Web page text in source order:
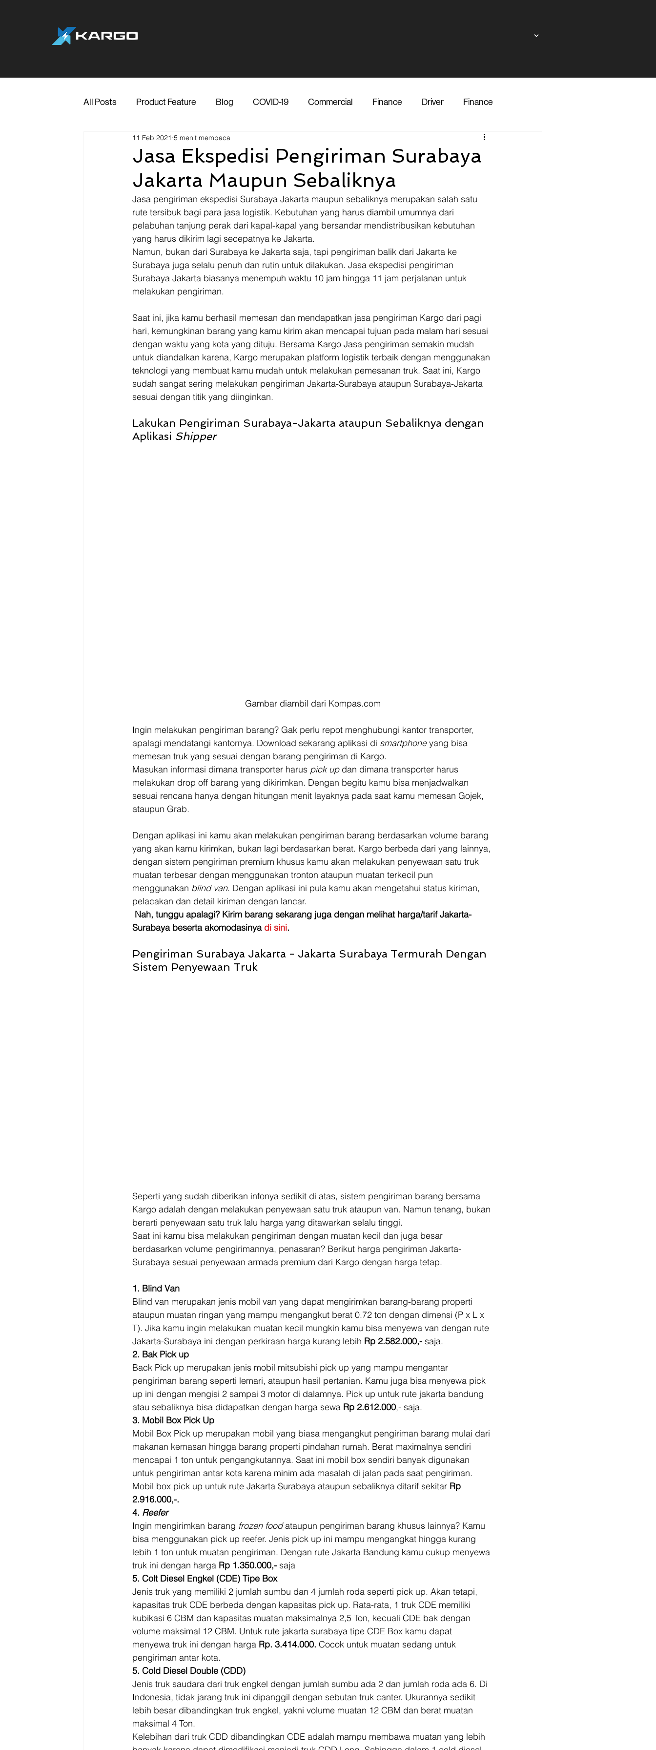
All Posts Product Feature Blog COVID-19 Commercial Finance Driver Finance
Marketing Media
Transporter Support Blog Vendor Shipper Media COVID-19
Jakarta
Jasa Ekspedisi Pengiriman Surabaya
Jakarta Maupun Sebaliknya
11 Feb 2021 5 menit membaca
Jasa pengiriman ekspedisi Surabaya Jakarta maupun sebaliknya merupakan salah satu
rute tersibuk bagi para jasa logistik. Kebutuhan yang harus diambil umumnya dari
pelabuhan tanjung perak dari kapal-kapal yang bersandar mendistribusikan kebutuhan
yang harus dikirim lagi secepatnya ke Jakarta.
Namun, bukan dari Surabaya ke Jakarta saja, tapi pengiriman balik dari Jakarta ke
Surabaya juga selalu penuh dan rutin untuk dilakukan. Jasa ekspedisi pengiriman
Surabaya Jakarta biasanya menempuh waktu 10 jam hingga 11 jam perjalanan untuk
melakukan pengiriman.
Saat ini, jika kamu berhasil memesan dan mendapatkan jasa pengiriman Kargo dari pagi
hari, kemungkinan barang yang kamu kirim akan mencapai tujuan pada malam hari sesuai
dengan waktu yang kota yang dituju. Bersama Kargo Jasa pengiriman semakin mudah
untuk diandalkan karena, Kargo merupakan platform logistik terbaik dengan menggunakan
teknologi yang membuat kamu mudah untuk melakukan pemesanan truk. Saat ini, Kargo
sudah sangat sering melakukan pengiriman Jakarta-Surabaya ataupun Surabaya-Jakarta
sesuai dengan titik yang diinginkan.
Lakukan Pengiriman Surabaya-Jakarta ataupun Sebaliknya dengan
Aplikasi Shipper
Gambar diambil dari Kompas.com
Ingin melakukan pengiriman barang? Gak perlu repot menghubungi kantor transporter,
apalagi mendatangi kantornya. Download sekarang aplikasi di smartphone yang bisa
memesan truk yang sesuai dengan barang pengiriman di Kargo.
Masukan informasi dimana transporter harus pick up dan dimana transporter harus
melakukan drop off barang yang dikirimkan. Dengan begitu kamu bisa menjadwalkan
sesuai rencana hanya dengan hitungan menit layaknya pada saat kamu memesan Gojek,
ataupun Grab.
Dengan aplikasi ini kamu akan melakukan pengiriman barang berdasarkan volume barang
yang akan kamu kirimkan, bukan lagi berdasarkan berat. Kargo berbeda dari yang lainnya,
dengan sistem pengiriman premium khusus kamu akan melakukan penyewaan satu truk
muatan terbesar dengan menggunakan tronton ataupun muatan terkecil pun
menggunakan blind van. Dengan aplikasi ini pula kamu akan mengetahui status kiriman,
pelacakan dan detail kiriman dengan lancar.
Nah, tunggu apalagi? Kirim barang sekarang juga dengan melihat harga/tarif Jakarta-
Surabaya beserta akomodasinya di sini.
Pengiriman Surabaya Jakarta - Jakarta Surabaya Termurah Dengan
Sistem Penyewaan Truk
Seperti yang sudah diberikan infonya sedikit di atas, sistem pengiriman barang bersama
Kargo adalah dengan melakukan penyewaan satu truk ataupun van. Namun tenang, bukan
berarti penyewaan satu truk lalu harga yang ditawarkan selalu tinggi.
Saat ini kamu bisa melakukan pengiriman dengan muatan kecil dan juga besar
berdasarkan volume pengirimannya, penasaran? Berikut harga pengiriman Jakarta-
Surabaya sesuai penyewaan armada premium dari Kargo dengan harga tetap.
1. Blind Van
Blind van merupakan jenis mobil van yang dapat mengirimkan barang-barang properti
ataupun muatan ringan yang mampu mengangkut berat 0.72 ton dengan dimensi (P x L x
T). Jika kamu ingin melakukan muatan kecil mungkin kamu bisa menyewa van dengan rute
Jakarta-Surabaya ini dengan perkiraan harga kurang lebih Rp 2.582.000,- saja.
2. Bak Pick up
Back Pick up merupakan jenis mobil mitsubishi pick up yang mampu mengantar
pengiriman barang seperti lemari, ataupun hasil pertanian. Kamu juga bisa menyewa pick
up ini dengan mengisi 2 sampai 3 motor di dalamnya. Pick up untuk rute jakarta bandung
atau sebaliknya bisa didapatkan dengan harga sewa Rp 2.612.000,- saja.
3. Mobil Box Pick Up
Mobil Box Pick up merupakan mobil yang biasa mengangkut pengiriman barang mulai dari
makanan kemasan hingga barang properti pindahan rumah. Berat maximalnya sendiri
mencapai 1 ton untuk pengangkutannya. Saat ini mobil box sendiri banyak digunakan
untuk pengiriman antar kota karena minim ada masalah di jalan pada saat pengiriman.
Mobil box pick up untuk rute Jakarta Surabaya ataupun sebaliknya ditarif sekitar Rp
2.916.000,-.
4. Reefer
Ingin mengirimkan barang frozen food ataupun pengiriman barang khusus lainnya? Kamu
bisa menggunakan pick up reefer. Jenis pick up ini mampu mengangkat hingga kurang
lebih 1 ton untuk muatan pengiriman. Dengan rute Jakarta Bandung kamu cukup menyewa
truk ini dengan harga Rp 1.350.000,- saja
5. Colt Diesel Engkel (CDE) Tipe Box
Jenis truk yang memiliki 2 jumlah sumbu dan 4 jumlah roda seperti pick up. Akan tetapi,
kapasitas truk CDE berbeda dengan kapasitas pick up. Rata-rata, 1 truk CDE memiliki
kubikasi 6 CBM dan kapasitas muatan maksimalnya 2,5 Ton, kecuali CDE bak dengan
volume maksimal 12 CBM. Untuk rute jakarta surabaya tipe CDE Box kamu dapat
menyewa truk ini dengan harga Rp. 3.414.000. Cocok untuk muatan sedang untuk
pengiriman antar kota.
5. Cold Diesel Double (CDD)
Jenis truk saudara dari truk engkel dengan jumlah sumbu ada 2 dan jumlah roda ada 6. Di
Indonesia, tidak jarang truk ini dipanggil dengan sebutan truk canter. Ukurannya sedikit
lebih besar dibandingkan truk engkel, yakni volume muatan 12 CBM dan berat muatan
maksimal 4 Ton.
Kelebihan dari truk CDD dibandingkan CDE adalah mampu membawa muatan yang lebih